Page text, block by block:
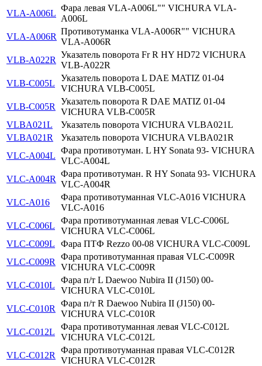
VLA-A006L
Фара левая VLA-A006L"" VICHURA VLA-
A006L
VLA-A006R
Противотуманка VLA-A006R"" VICHURA
VLA-A006R
VLB-A022R
Указатель поворота Fr R HY HD72 VICHURA
VLB-A022R
VLB-C005L
Указатель поворота L DAE MATIZ 01-04
VICHURA VLB-C005L
VLB-C005R
Указатель поворота R DAE MATIZ 01-04
VICHURA VLB-C005R
VLBA021L
Указатель поворота VICHURA VLBA021L
VLBA021R
Указатель поворота VICHURA VLBA021R
VLC-A004L
Фара противотуман. L HY Sonata 93- VICHURA
VLC-A004L
VLC-A004R
Фара противотуман. R HY Sonata 93- VICHURA
VLC-A004R
VLC-A016
Фара противотуманная VLC-A016 VICHURA
VLC-A016
VLC-C006L
Фара противотуманная левая VLC-C006L
VICHURA VLC-C006L
VLC-C009L
Фара ПТФ Rezzo 00-08 VICHURA VLC-C009L
VLC-C009R
Фара противотуманная правая VLC-C009R
VICHURA VLC-C009R
VLC-C010L
Фара п/т L Daewoo Nubira II (J150) 00-
VICHURA VLC-C010L
VLC-C010R
Фара п/т R Daewoo Nubira II (J150) 00-
VICHURA VLC-C010R
VLC-C012L
Фара противотуманная левая VLC-C012L
VICHURA VLC-C012L
VLC-C012R
Фара противотуманная правая VLC-C012R
VICHURA VLC-C012R